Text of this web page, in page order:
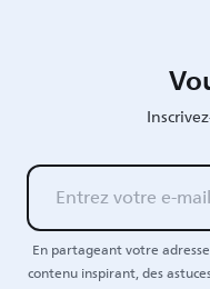
En partageant votre
contenu inspirant, des